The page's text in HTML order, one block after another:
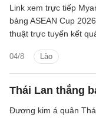
04/8 Lào
Link xem trực tiếp
bảng ASEAN Cup
thuật trực tuyến kết
nào?
Thái Lan thắng
Đương kim á quân